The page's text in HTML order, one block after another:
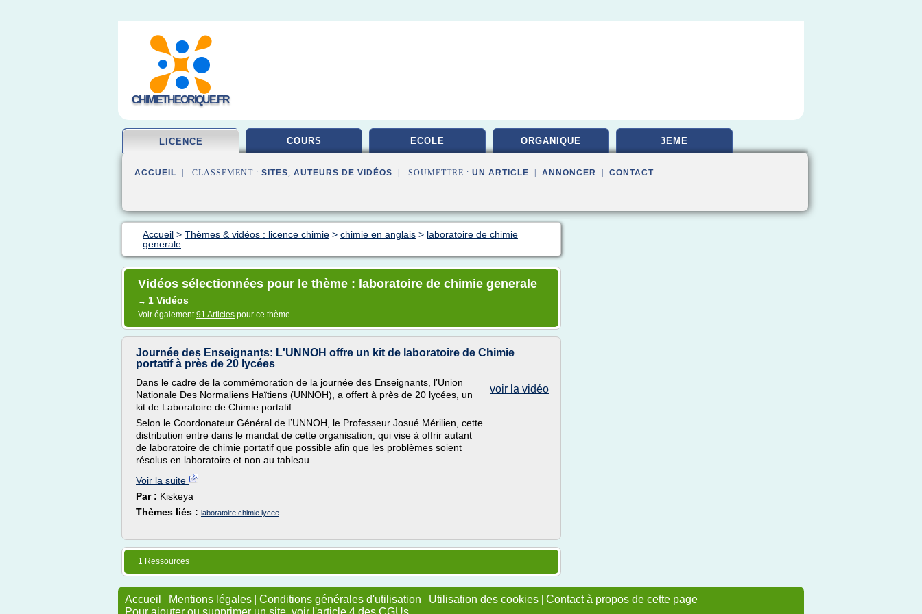
CHIMIETHEORIQUE.FR
LICENCE COURS ECOLE ORGANIQUE 3EME
ACCUEIL | CLASSEMENT : SITES, AUTEURS DE VIDÉOS | SOUMETTRE : UN ARTICLE ANNONCER CONTACT
Accueil > Thèmes & vidéos : licence chimie > chimie en anglais > laboratoire de chimie
generale
Vidéos sélectionnées pour le thème : laboratoire de chimie generale
→ 1 Vidéos
Voir également91 Articles pour ce thème
Journée des Enseignants: L'UNNOH offre un kit de laboratoire de Chimie
portatif à près de 20 lycées
voir la vidéo
Dans le cadre de la commémoration de la journée des Enseignants, l’Union
Nationale Des Normaliens Haïtiens (UNNOH), a offert à près de 20 lycées, un
kit de Laboratoire de Chimie portatif.
Selon le Coordonateur Général de l’UNNOH, le Professeur Josué Mérilien, cette
distribution entre dans le mandat de cette organisation, qui vise à offrir autant
de laboratoire de chimie portatif que possible afin que les problèmes soient
résolus en laboratoire et non au tableau.
Voir la suite
Par : Kiskeya
Thèmes liés : laboratoire chimie lycee
1 Ressources
Accueil | Mentions légales | Conditions générales d'utilisation | Utilisation des cookies | Contact à propos de cette page
Pour ajouter ou supprimer un site, voir l'article 4 des CGUs